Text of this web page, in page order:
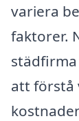
variera
faktorer.
att förstå